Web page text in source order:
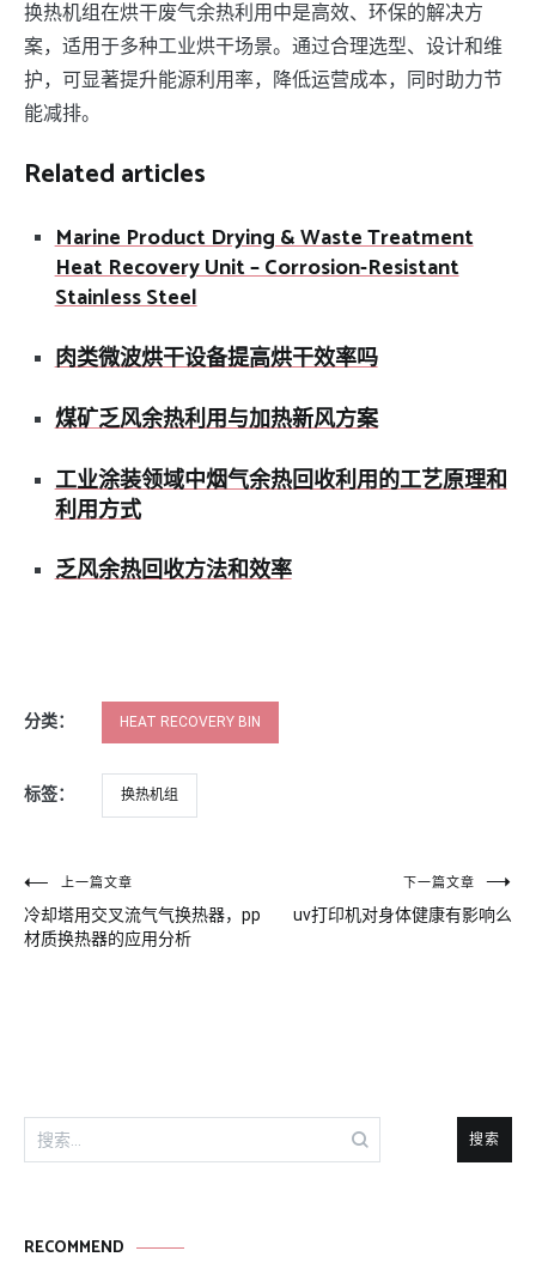
换热机组在烘干废气余热利用中是高效、环保的解决方
案，适用于多种工业烘干场景。通过合理选型、设计和维
护，可显著提升能源利用率，降低运营成本，同时助力节
能减排。
Related articles
Marine Product Drying & Waste Treatment
Heat Recovery Unit – Corrosion-Resistant
Stainless Steel
肉类微波烘干设备提高烘干效率吗
煤矿乏风余热利用与加热新风方案
工业涂装领域中烟气余热回收利用的工艺原理和
利用方式
乏风余热回收方法和效率
分类： HEAT RECOVERY BIN
标签： 换热机组
文
章
上一篇文章
冷却塔用交叉流气气换热器，pp
材质换热器的应用分析
下一篇文章
uv打印机对身体健康有影响么
搜
索：
RECOMMEND